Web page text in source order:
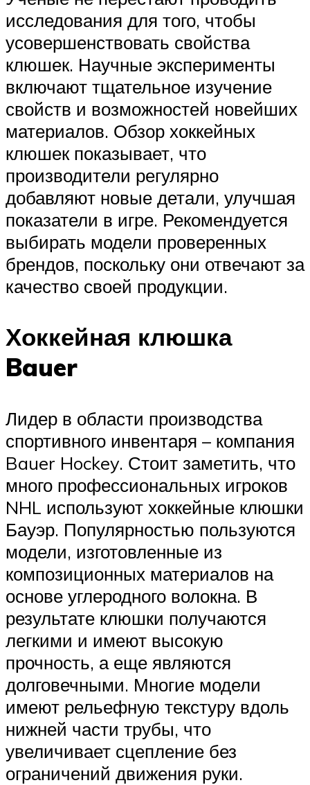
исследования для того, чтобы
усовершенствовать свойства
клюшек. Научные эксперименты
включают тщательное изучение
свойств и возможностей новейших
материалов. Обзор хоккейных
клюшек показывает, что
производители регулярно
добавляют новые детали, улучшая
показатели в игре. Рекомендуется
выбирать модели проверенных
брендов, поскольку они отвечают за
качество своей продукции.
Хоккейная клюшка
Bauer
Лидер в области производства
спортивного инвентаря – компания
Bauer Hockey. Стоит заметить, что
много профессиональных игроков
NHL используют хоккейные клюшки
Бауэр. Популярностью пользуются
модели, изготовленные из
композиционных материалов на
основе углеродного волокна. В
результате клюшки получаются
легкими и имеют высокую
прочность, а еще являются
долговечными. Многие модели
имеют рельефную текстуру вдоль
нижней части трубы, что
увеличивает сцепление без
ограничений движения руки.